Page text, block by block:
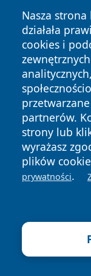
Przydatne
Centrum
kontakt, oferta
Miejski Ośrodek
kontakt,
Zakład
rejestracja i
interwencji,
Rejonowe
kontakt, stacje,
Nasza
działała
cookies i
partnerów.
strony lub
wyrażasz
plików
prywatności.